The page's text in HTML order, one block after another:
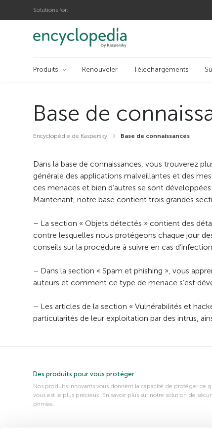
Solutions for:
Produits Renouveler Téléchargements
Base de
Encyclopédie de Kaspersky Base de connaissances
Dans la base de connaissances, vous trouverez
générale des applications malveillantes et des
ces menaces et bien d’autres se sont
Maintenant, notre base contient trois grandes
– La section « Objets détectés » contient des
contre lesquelles nous protégeons chaque jour
conseils sur la procédure à suivre en cas
– Dans la section « Spam et phishing », vous
auteurs et comment ce type de menace s’est
– Les articles de la section « Vulnérabilités et
particularités de leur exploitation par des intrus,
Des produits pour vous protéger
Nos produits innovants vous donnent la capacité de protéger ce
vous est le plus précieux. En savoir plus sur notre solution de
primée.